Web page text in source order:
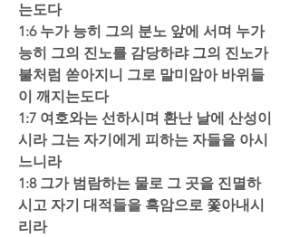
는도다
1:6 누가 능히 그의 분노 앞에 서며 누가
능히 그의 진노를 감당하랴 그의 진노가
불처럼 쏟아지니 그로 말미암아 바위들
이 깨지는도다
1:7 여호와는 선하시며 환난 날에 산성이
시라 그는 자기에게 피하는 자들을 아시
느니라
1:8 그가 범람하는 물로 그 곳을 진멸하
시고 자기 대적들을 흑암으로 쫓아내시
리라